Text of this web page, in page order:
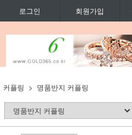
로그인 회원가입
커플링 명품반지 커플링